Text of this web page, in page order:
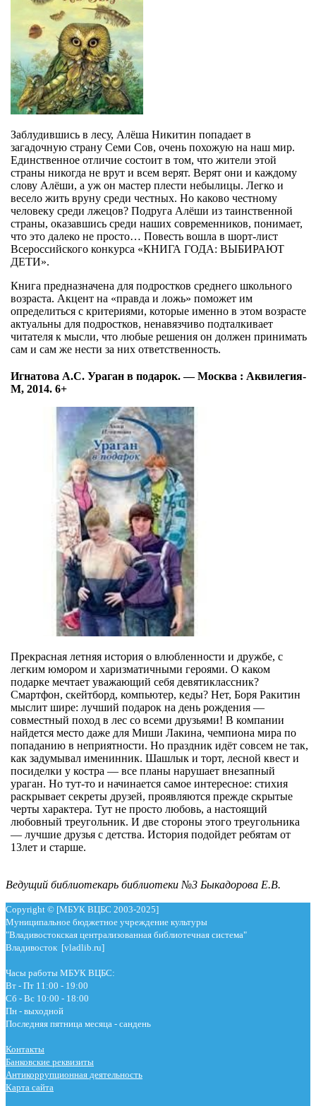
Заблудившись в лесу, Алёша Никитин попадает в
загадочную страну Семи Сов, очень похожую на наш мир.
Единственное отличие состоит в том, что жители этой
страны никогда не врут и всем верят. Верят они и каждому
слову Алёши, а уж он мастер плести небылицы. Легко и
весело жить вруну среди честных. Но каково честному
человеку среди лжецов? Подруга Алёши из таинственной
страны, оказавшись среди наших современников, понимает,
что это далеко не просто… Повесть вошла в шорт-лист
Всероссийского конкурса «КНИГА ГОДА: ВЫБИРАЮТ
ДЕТИ».
Книга предназначена для подростков среднего школьного
возраста. Акцент на «правда и ложь» поможет им
определиться с критериями, которые именно в этом возрасте
актуальны для подростков, ненавязчиво подталкивает
читателя к мысли, что любые решения он должен принимать
сам и сам же нести за них ответственность.
Игнатова А.С. Ураган в подарок. — Москва : Аквилегия-
М, 2014. 6+
Прекрасная летняя история о влюбленности и дружбе, с
легким юмором и харизматичными героями. О каком
подарке мечтает уважающий себя девятиклассник?
Смартфон, скейтборд, компьютер, кеды? Нет, Боря Ракитин
мыслит шире: лучший подарок на день рождения —
совместный поход в лес со всеми друзьями! В компании
найдется место даже для Миши Лакина, чемпиона мира по
попаданию в неприятности. Но праздник идёт совсем не так,
как задумывал именинник. Шашлык и торт, лесной квест и
посиделки у костра — все планы нарушает внезапный
ураган. Но тут-то и начинается самое интересное: стихия
раскрывает секреты друзей, проявляются прежде скрытые
черты характера. Тут не просто любовь, а настоящий
любовный треугольник. И две стороны этого треугольника
— лучшие друзья с детства. История подойдет ребятам от
13лет и старше.
Ведущий библиотекарь библиотеки №3 Быкадорова Е.В.
Copyright © [МБУК ВЦБС 2003-2025]
Муниципальное бюджетное учреждение культуры
"Владивостокская централизованная библиотечная система"
Владивосток [vladlib.ru]
Часы работы МБУК ВЦБС:
Вт - Пт 11:00 - 19:00
Сб - Вс 10:00 - 18:00
Пн - выходной
Последняя пятница месяца - сандень
Контакты
Банковские реквизиты
Антикоррупционная деятельность
Карта сайта